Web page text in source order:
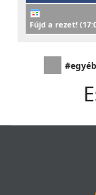
Fújd a rezet! (
#egyéb